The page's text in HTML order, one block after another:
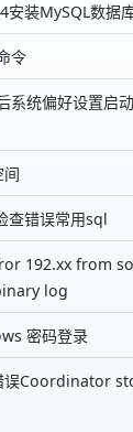
装MySQL数据
令
系统偏好设置启
查错误常用sql
192.xx from
log
密码登录
误Coordinator